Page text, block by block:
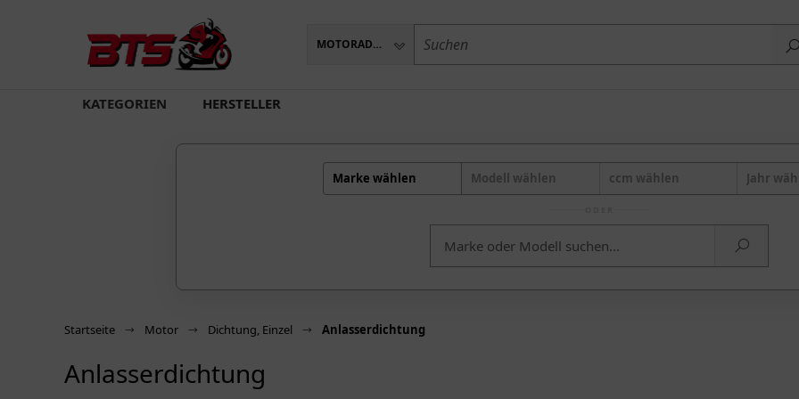
MOTORADTEILE
KATEGORIEN HERSTELLER
Marke wählen Modell wählen ccm wählen Jahr
Startseite Motor Dichtung, Einzel Anlasserdichtung
Anlasserdichtung